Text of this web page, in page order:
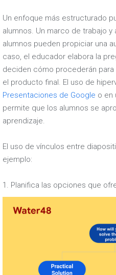
Un enfoque más estructurado
alumnos. Un marco de trabajo
alumnos pueden propiciar una
caso, el educador elabora la
deciden cómo procederán
el producto final. El uso de
Presentaciones de Google o en
permite que los alumnos se
aprendizaje.
El uso de vínculos entre
ejemplo:
1. Planifica las opciones que